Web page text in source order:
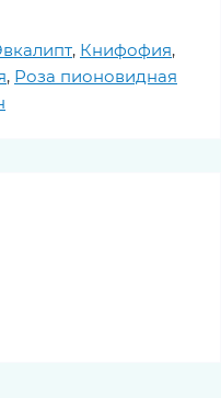
, Книфофия,
, Роза пионовидная